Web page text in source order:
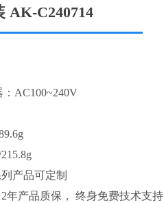
AK-C240714
AC100~240V
产品可定制
年产品质保， 终身免费技术支持